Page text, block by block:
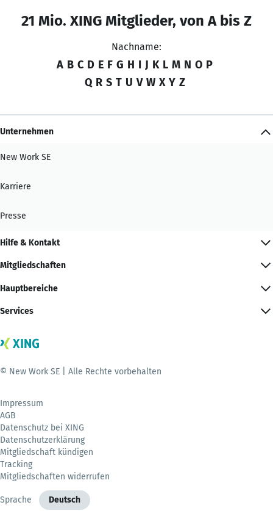
21 Mio. XING Mitglieder, von A bis Z
Nachname:
A B C D E F G H I J K L M N O P
Q R S T U V W X Y Z
Unternehmen
New Work SE
Karriere
Presse
Hilfe & Kontakt
Mitgliedschaften
Hauptbereiche
Services
© New Work SE | Alle Rechte vorbehalten
Impressum
AGB
Datenschutz bei XING
Datenschutzerklärung
Mitgliedschaft kündigen
Tracking
Mitgliedschaften widerrufen
Sprache Deutsch